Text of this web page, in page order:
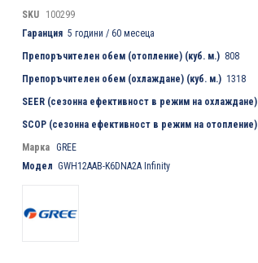
SKU
100299
Гаранция 5 години / 60 месеца
Препоръчителен обем (отопление) (куб. м.) 808
Препоръчителен обем (охлаждане) (куб. м.) 1318
SEER (сезонна ефективност в режим на охлаждане)
SCOP (сезонна ефективност в режим на отопление)
Марка GREE
Модел GWH12AAB-K6DNA2A Infinity